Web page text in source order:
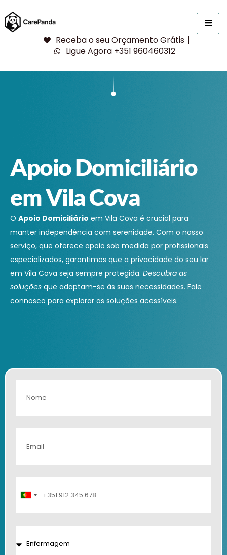
Receba o seu Orçamento Grátis
Ligue Agora +351 960460312
Apoio Domiciliário
em Vila Cova
O Apoio Domiciliário em Vila Cova é crucial para
manter independência com serenidade. Com o nosso
serviço, que oferece apoio sob medida por profissionais
especializados, garantimos que a privacidade do seu lar
em Vila Cova seja sempre protegida. Descubra as
soluções que adaptam-se às suas necessidades. Fale
connosco para explorar as soluções acessíveis.
Portugal
+351